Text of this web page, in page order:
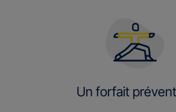
Un forfait